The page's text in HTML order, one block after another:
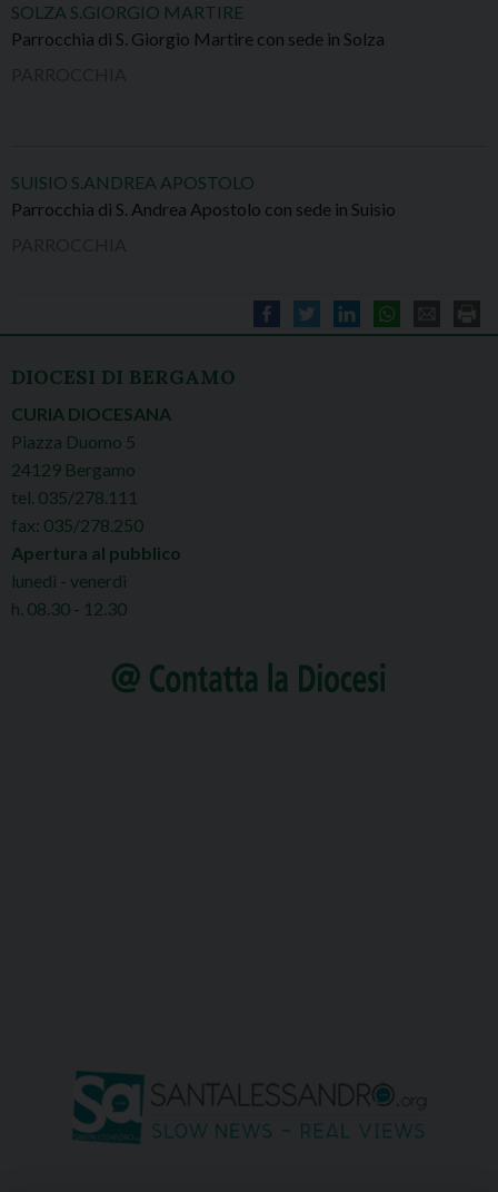
SOLZA S.GIORGIO MARTIRE
Parrocchia di S. Giorgio Martire con sede in Solza
SUISIO S.ANDREA APOSTOLO
Parrocchia di S. Andrea Apostolo con sede in Suisio
DIOCESI DI BERGAMO
CURIA DIOCESANA
Piazza Duomo 5
24129 Bergamo
tel. 035/278.111
fax: 035/278.250
Apertura al pubblico
lunedì - venerdì
h. 08.30 - 12.30